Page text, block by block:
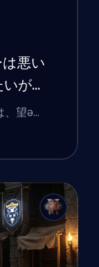
悪い
が、
いる
、望ә…